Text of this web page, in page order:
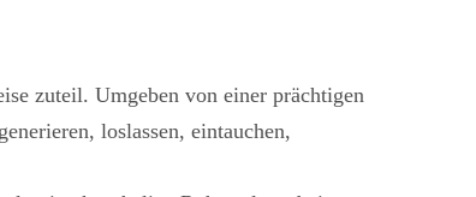
zuteil. Umgeben von einer prächtigen
loslassen, eintauchen,